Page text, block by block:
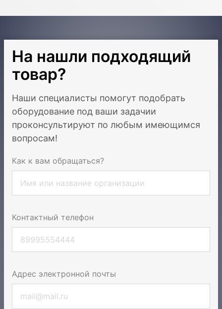
На нашли подходящий
товар?
Наши специалисты помогут подобрать
оборудование под ваши задачии
проконсультируют по любым имеющимся
вопросам!
Как к вам обращаться?
Контактный телефон
Адрес электронной почты